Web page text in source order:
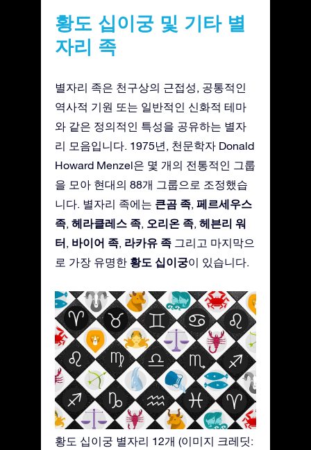
황도 십이궁 및 기타 별
자리 족
별자리 족은 천구상의 근접성, 공통적인
역사적 기원 또는 일반적인 신화적 테마
와 같은 정의적인 특성을 공유하는 별자
리 모음입니다. 1975년, 천문학자 Donald
Howard Menzel은 몇 개의 전통적인 그룹
을 모아 현대의 88개 그룹으로 조정했습
니다. 별자리 족에는 큰곰 족 페르세우스
족 헤라클레스 족 오리온 족 헤븐리 워
터 바이어 족 라카유 족 그리고 마지막으
로 가장 유명한 황도 십이궁이 있습니다.
황도 십이궁 별자리 12개 (이미지 크레딧: